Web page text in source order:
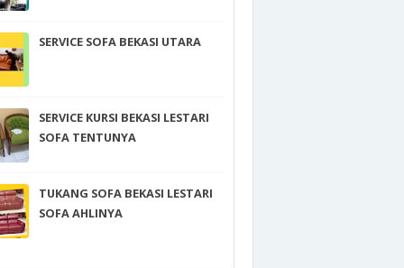
SERVICE SOFA BEKASI UTARA
SERVICE KURSI BEKASI LESTARI
SOFA TENTUNYA
TUKANG SOFA BEKASI LESTARI
SOFA AHLINYA